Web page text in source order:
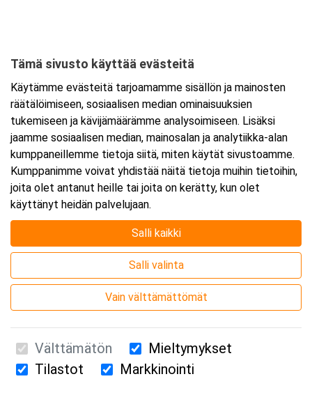
Tarkempi kartta ja ajo-ohjeet
Suomen Ensiapukoulutus Oy / Valimotie 21 / 00380 Helsinki
Tämä sivusto käyttää evästeitä
Käytämme evästeitä tarjoamamme sisällön ja mainosten
räätälöimiseen, sosiaalisen median ominaisuuksien
tukemiseen ja kävijämäärämme analysoimiseen. Lisäksi
jaamme sosiaalisen median, mainosalan ja analytiikka-alan
kumppaneillemme tietoja siitä, miten käytät sivustoamme.
Kumppanimme voivat yhdistää näitä tietoja muihin tietoihin,
joita olet antanut heille tai joita on kerätty, kun olet
käyttänyt heidän palvelujaan.
Salli kaikki
Salli valinta
Vain välttämättömät
Välttämätön
Mieltymykset
Tilastot
Markkinointi